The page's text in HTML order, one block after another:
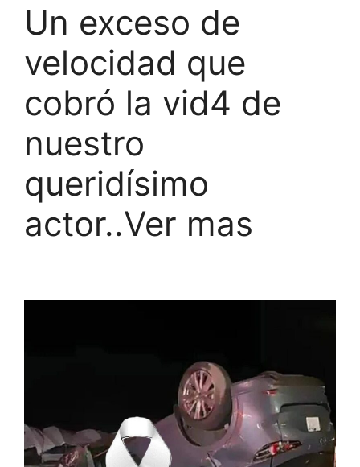
Un exceso de
velocidad que
cobró la vid4 de
nuestro
queridísimo
actor..Ver mas